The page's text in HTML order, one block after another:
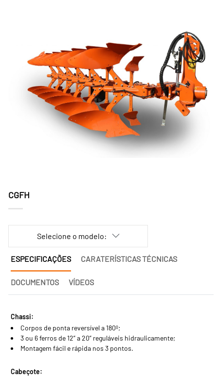
CGFH
Selecione o modelo:
ESPECIFICAÇÕES CARATERÍSTICAS TÉCNICAS
DOCUMENTOS VÍDEOS
Chassi:
Corpos de ponta reversível a 180º;
3 ou 6 ferros de 12” a 20” reguláveis hidraulicamente;
Montagem fácil e rápida nos 3 pontos.
Cabeçote: